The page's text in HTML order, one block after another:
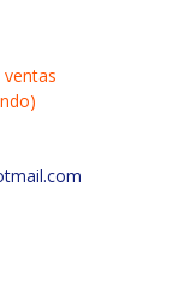
ventas